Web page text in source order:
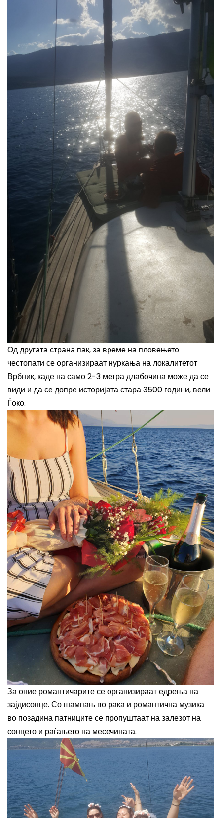
Од другата страна пак, за време на пловењето
честопати се организираат нуркања на локалитетот
Врбник, каде на само 2-3 метра длабочина може да се
види и да се допре историјата стара 3500 години, вели
Ѓоко.
За оние романтичарите се организираат едрења на
зајдисонце. Со шампањ во рака и романтична музика
во позадина патниците се пропуштаат на залезот на
сонцето и раѓањето на месечината.